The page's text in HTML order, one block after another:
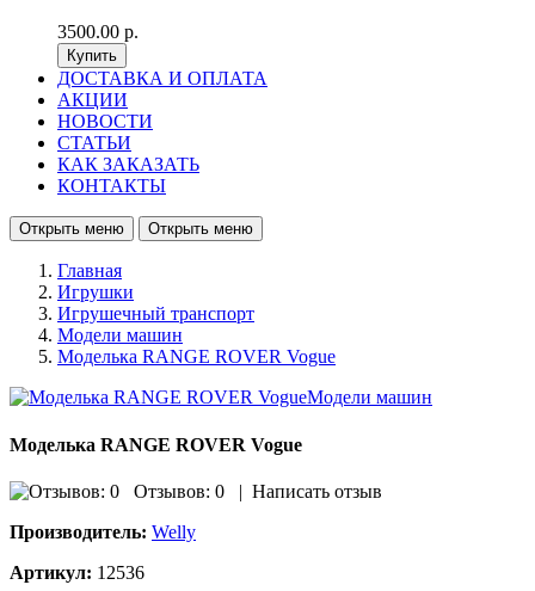
3500.00 р.
ДОСТАВКА И ОПЛАТА
АКЦИИ
НОВОСТИ
СТАТЬИ
КАК ЗАКАЗАТЬ
КОНТАКТЫ
Открыть меню Открыть меню
Главная
Игрушки
Игрушечный транспорт
Модели машин
Моделька RANGE ROVER Vogue
Моделька RANGE ROVER Vogue
Отзывов: 0 | Написать отзыв
Производитель: Welly
Артикул: 12536